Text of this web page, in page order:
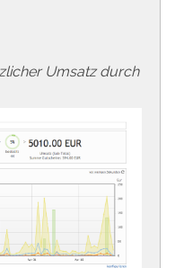
Umsatz durch